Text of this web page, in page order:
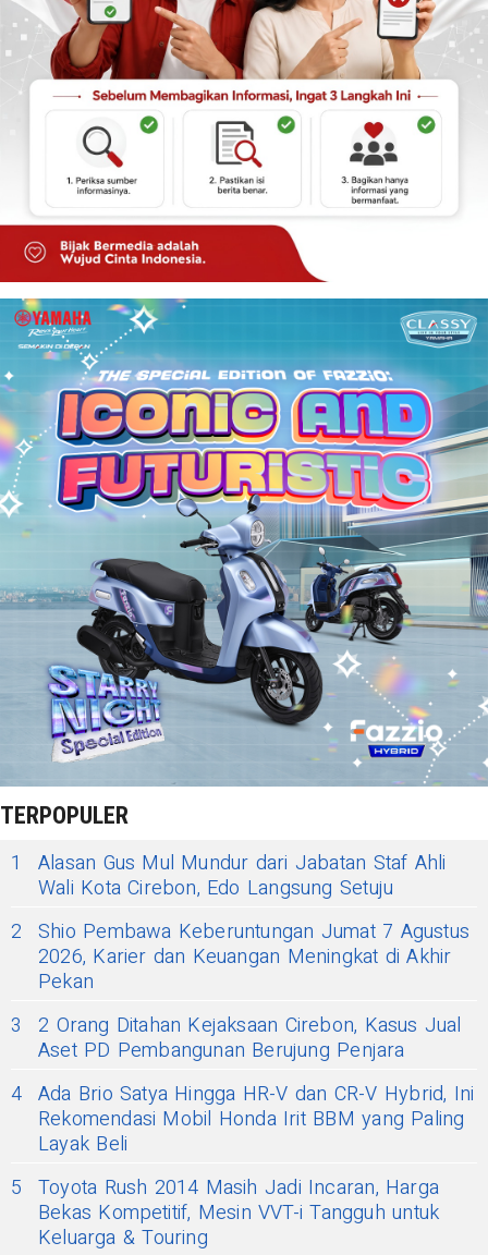
TERPOPULER
1
Alasan Gus Mul Mundur dari Jabatan Staf Ahli
Wali Kota Cirebon, Edo Langsung Setuju
2 Shio Pembawa Keberuntungan Jumat 7 Agustus
2026, Karier dan Keuangan Meningkat di Akhir
Pekan
3
2 Orang Ditahan Kejaksaan Cirebon, Kasus Jual
Aset PD Pembangunan Berujung Penjara
4 Ada Brio Satya Hingga HR-V dan CR-V Hybrid, Ini
Rekomendasi Mobil Honda Irit BBM yang Paling
Layak Beli
5 Toyota Rush 2014 Masih Jadi Incaran, Harga
Bekas Kompetitif, Mesin VVT-i Tangguh untuk
Keluarga & Touring